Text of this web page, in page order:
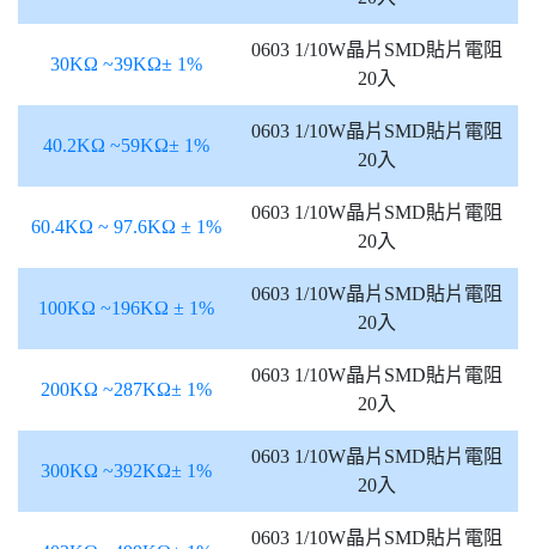
30KΩ ~39KΩ± 1%
0603 1/10W晶片SMD貼片電阻
20入
40.2KΩ ~59KΩ± 1%
0603 1/10W晶片SMD貼片電阻
20入
60.4KΩ ~ 97.6KΩ ± 1%
0603 1/10W晶片SMD貼片電阻
20入
100KΩ ~196KΩ ± 1%
0603 1/10W晶片SMD貼片電阻
20入
200KΩ ~287KΩ± 1%
0603 1/10W晶片SMD貼片電阻
20入
300KΩ ~392KΩ± 1%
0603 1/10W晶片SMD貼片電阻
20入
0603 1/10W晶片SMD貼片電阻